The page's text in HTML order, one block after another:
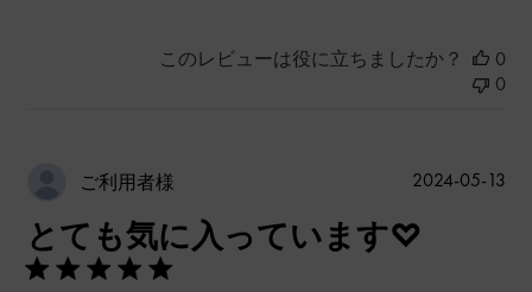
このレビューは役に立ちましたか？
0
0
ご利用者様
とても気に入っています♡
公
2024-05-13